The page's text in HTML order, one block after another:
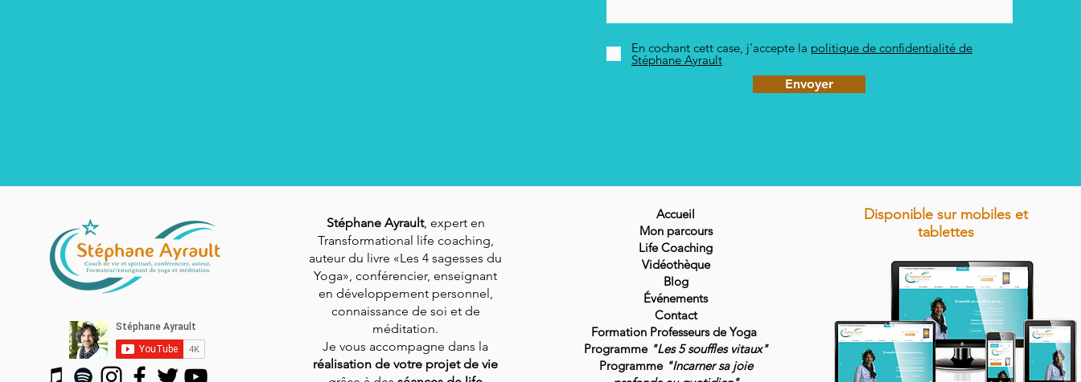
En cochant cett case, j'accepte la politique de confidentialité de
Stéphane Ayrault
Envoyer
Stéphane Ayrault, expert en
Transformational life coaching,
auteur du livre «Les 4 sagesses du
Yoga», conférencier, enseignant
en développement personnel,
connaissance de soi et de
méditation.
Je vous accompagne dans la
réalisation de votre projet de vie
Accueil
Mon parcours
Life Coaching
Vidéothèque
Blog
Événements
Contact
Formation Professeurs de Yoga
Programme "Les 5 souffles vitaux"
Programme "Incarner sa joie
Disponible sur mobiles et
tablettes